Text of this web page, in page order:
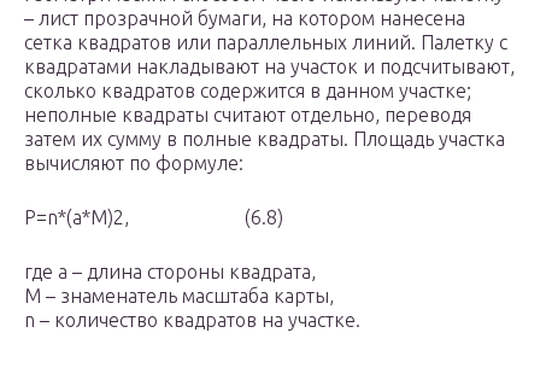
– лист прозрачной бумаги, на котором нанесена
сетка квадратов или параллельных линий. Палетку с
квадратами накладывают на участок и подсчитывают,
сколько квадратов содержится в данном участке;
неполные квадраты считают отдельно, переводя
затем их сумму в полные квадраты. Площадь участка
вычисляют по формуле:
P=n*(a*M)2, (6.8)
где a – длина стороны квадрата,
M – знаменатель масштаба карты,
n – количество квадратов на участке.